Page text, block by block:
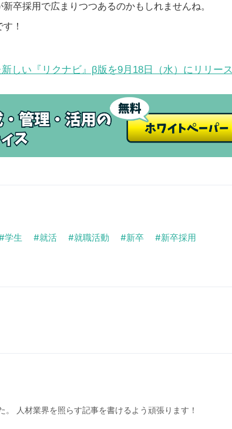
卒採用で広まりつつあるのかもしれませんね。
！
しい『リクナビ』β版を9月18日（水）にリリース
学生 就活 就職活動 新卒
新卒採用
。 人材業界を照らす記事を書けるよう頑張ります！